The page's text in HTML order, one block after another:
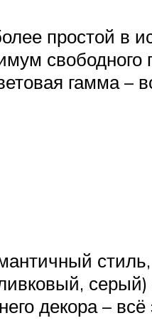
простой в
свободного
гамма –
декора –